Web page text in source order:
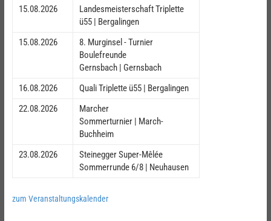
15.08.2026
Landesmeisterschaft Triplette
ü55 | Bergalingen
15.08.2026
8. Murginsel - Turnier
Boulefreunde
Gernsbach | Gernsbach
16.08.2026
Quali Triplette ü55 | Bergalingen
22.08.2026
Marcher
Sommerturnier | March-
Buchheim
23.08.2026
Steinegger Super-Mêlée
Sommerrunde 6/8 | Neuhausen
zum Veranstaltungskalender